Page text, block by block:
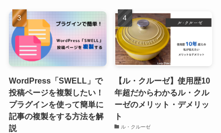
WordPress「SWELL」で
投稿ページを複製したい！
プラグインを使って簡単に
記事の複製をする方法を解
説
【ル・クルーゼ】使用歴10
年超だからわかるル・クル
ーゼのメリット・デメリッ
ト
ル・クルーゼ